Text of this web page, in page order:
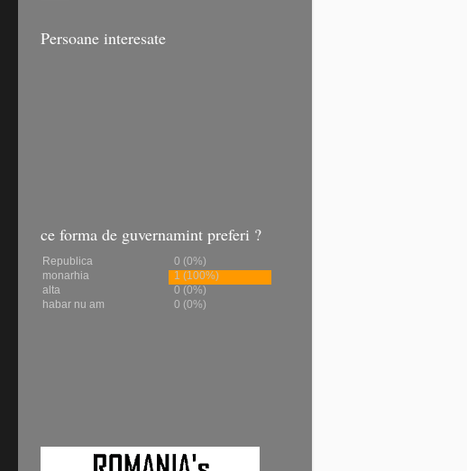
Persoane interesate
ce forma de guvernamint preferi ?